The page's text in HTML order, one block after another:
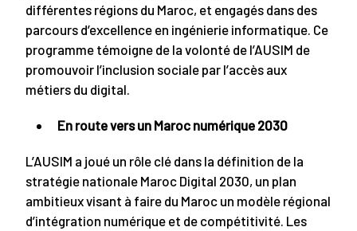
différentes régions du Maroc, et engagés dans des
parcours d’excellence en ingénierie informatique. Ce
programme témoigne de la volonté de l’AUSIM de
promouvoir l’inclusion sociale par l’accès aux
métiers du digital.
En route vers un Maroc numérique 2030
L’AUSIM a joué un rôle clé dans la définition de la
stratégie nationale Maroc Digital 2030, un plan
ambitieux visant à faire du Maroc un modèle régional
d’intégration numérique et de compétitivité. Les